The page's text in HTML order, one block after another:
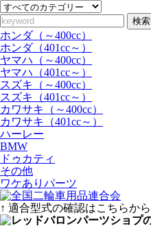
検索
ホンダ（～400cc）
ホンダ（401cc～）
ヤマハ（～400cc）
ヤマハ（401cc～）
スズキ（～400cc）
スズキ（401cc～）
カワサキ（～400cc）
カワサキ（401cc～）
ハーレー
BMW
ドゥカティ
その他
ワケありパーツ
↑ 適合型式の確認はこちらから